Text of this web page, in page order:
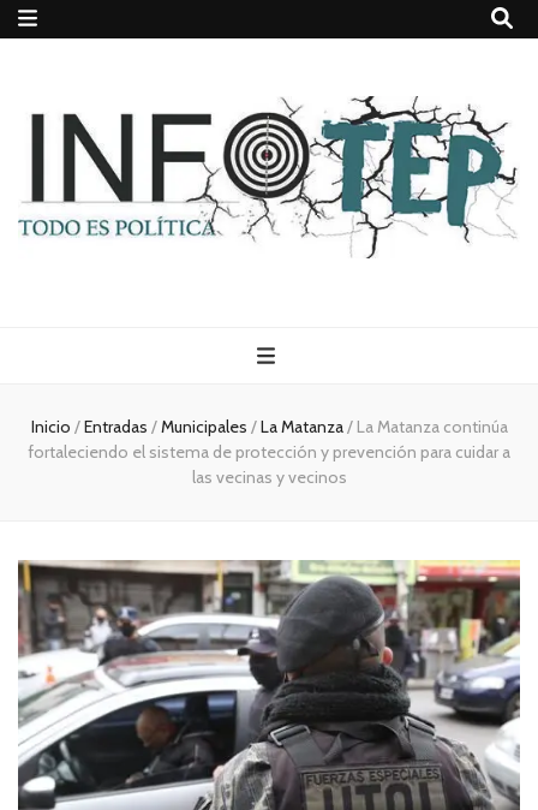
Todo es
(rosca)
política
Inicio /Entradas /Municipales /La Matanza/ La Matanza continúa
fortaleciendo el sistema de protección y prevención para cuidar a
las vecinas y vecinos